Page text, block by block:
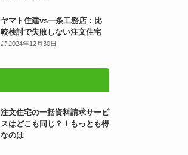
ヤマト住建vs一条工務店：比
較検討で失敗しない注文住宅
2024年12月30日
注文住宅の一括資料請求サービ
スはどこも同じ？！もっとも得
なのは